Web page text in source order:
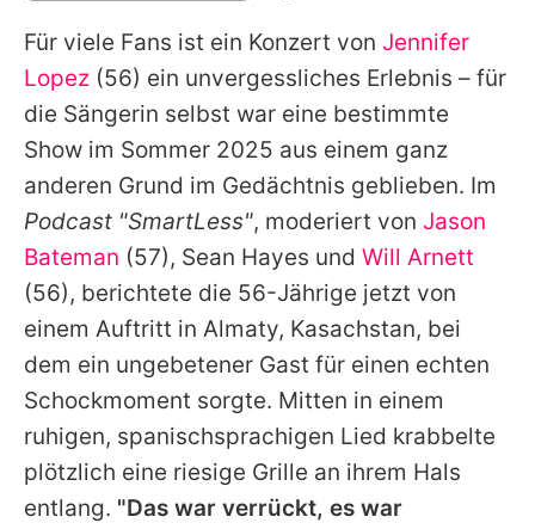
Alle Themen auf Promiflash
Jobs
App runterladen
Team
Redaktionelle Richtlinien
Impressum
Datenschutzerklärung
Nutzungsbedingungen
Utiq verwalten
Für viele Fans ist ein Konzert von Jennifer
Lopez (56) ein unvergessliches Erlebnis – für
die Sängerin selbst war eine bestimmte
Show im Sommer 2025 aus einem ganz
anderen Grund im Gedächtnis geblieben. Im
Podcast "SmartLess", moderiert von Jason
Bateman (57), Sean Hayes und Will Arnett
(56), berichtete die 56-Jährige jetzt von
einem Auftritt in Almaty, Kasachstan, bei
dem ein ungebetener Gast für einen echten
Schockmoment sorgte. Mitten in einem
ruhigen, spanischsprachigen Lied krabbelte
plötzlich eine riesige Grille an ihrem Hals
entlang. "Das war verrückt, es war